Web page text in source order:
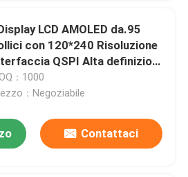
LCD AMOLED da.95
con 120*240 Risoluzione
QSPI Alta definizione
luminosità Color Screen
：1000
：Negoziabile
Contattaci